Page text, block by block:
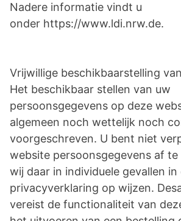
Nadere informatie vindt u
onder https://www.ldi.nrw.de.
Vrijwillige beschikbaarstelling
Het beschikbaar stellen van uw
persoonsgegevens op deze
algemeen noch wettelijk noch
voorgeschreven. U bent niet
website persoonsgegevens af
wij daar in individuele gevallen in
privacyverklaring op wijzen.
vereist de functionaliteit van